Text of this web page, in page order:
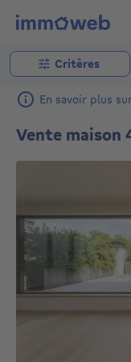
Critères
En savoir plus
Vente maison